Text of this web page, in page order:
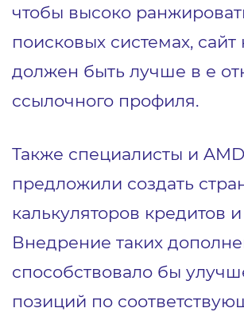
чтобы высоко
поисковых системах, сайт
должен быть лучше в е
ссылочного профиля.
Также специалисты и
предложили создать
калькуляторов кредитов
Внедрение таких
способствовало бы
позиций по